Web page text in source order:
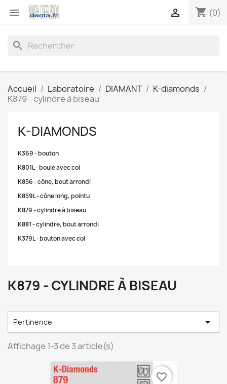
 shopping_cart (0)

search
Accueil Laboratoire DIAMANT
K-diamonds
K879 - cylindre à biseau
K-DIAMONDS
K369 - bouton
K801L - boule avec col
K856 - cône, bout arrondi
K859L - cône long, pointu
K879 - cylindre à biseau
K881 - cylindre, bout arrondi
K379L - bouton avec col
K879 - CYLINDRE À BISEAU
Pertinence 
Affichage 1-3 de 3 article(s)
favorite_border